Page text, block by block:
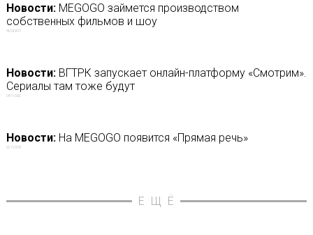
Новости:MEGOGO займется производством
собственных фильмов и шоу
05/09/2019
Новости:ВГТРК запускает онлайн-платформу «Смотрим».
Сериалы там тоже будут
04/11/2020
Новости:На MEGOGO появится «Прямая речь»
22/11/2018
ЕЩЁ